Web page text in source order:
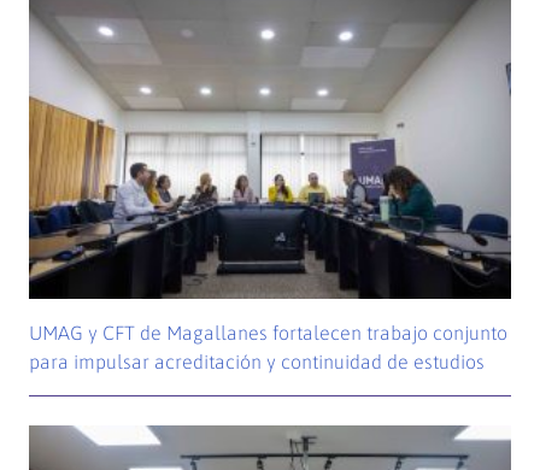
UMAG y CFT de Magallanes fortalecen trabajo conjunto
para impulsar acreditación y continuidad de estudios